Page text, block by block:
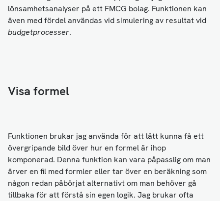
lönsamhetsanalyser på ett FMCG bolag. Funktionen kan
även med fördel användas vid simulering av resultat vid
budgetprocesser.
Visa formel
Funktionen brukar jag använda för att lätt kunna få ett
övergripande bild över hur en formel är ihop
komponerad. Denna funktion kan vara påpasslig om man
ärver en fil med formler eller tar över en beräkning som
någon redan påbörjat alternativt om man behöver gå
tillbaka för att förstå sin egen logik. Jag brukar ofta